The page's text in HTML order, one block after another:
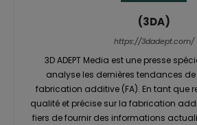
(3DA)
https://3dadept.com/
3D ADEPT Media est une presse
analyse les dernières tendances de
fabrication additive (FA). En tant que
qualité et précise sur la fabrication
fiers de fournir des informations